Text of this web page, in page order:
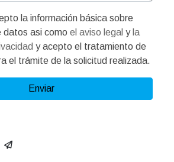
sobre
protección de datos asi como el aviso legal y la
y acepto el tratamiento de
el trámite de la solicitud realizada.
Enviar